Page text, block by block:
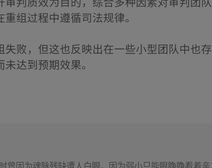
组过程中遵循司法规律。
败，但这也反映出在一些小型团队中也
达到预期效果。
曾因为魂脉残缺遭人白眼，因为弱小只能眼睁睁看着